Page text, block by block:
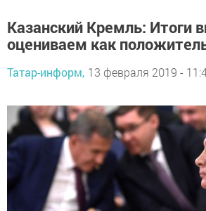
Казанский Кремль: Итоги
оцениваем как
Татар-информ, 13 февраля 2019 -